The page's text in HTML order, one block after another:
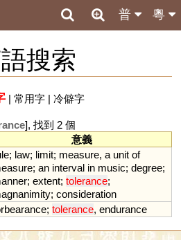
粵
普
搜索
| 常用字| 冷僻字
], 找到 2 個
意義
; law; limit; measure, a unit of
; an interval in music; degree;
; extent; tolerance;
; consideration
; tolerance, endurance